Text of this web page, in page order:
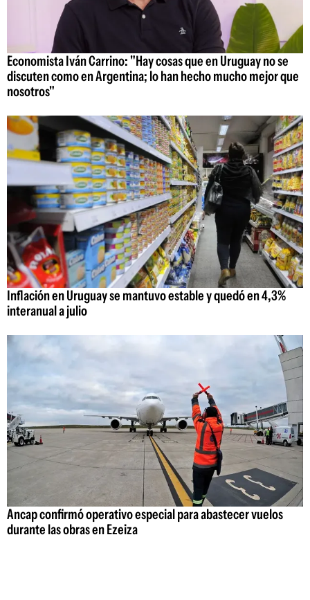
Economista Iván Carrino: "Hay cosas que en Uruguay no se
discuten como en Argentina; lo han hecho mucho mejor que
nosotros"
Inflación en Uruguay se mantuvo estable y quedó en 4,3%
interanual a julio
Ancap confirmó operativo especial para abastecer vuelos
durante las obras en Ezeiza